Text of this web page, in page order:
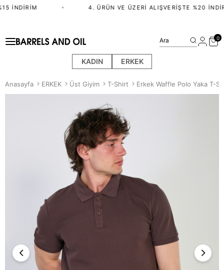
İNDIRIM 4. ÜRÜN VE ÜZERI ALIŞVERIŞTE %20
KADIN ERKEK
Ara 0
Anasayfa ERKEK Üst Giyim T-Shirt Erkek Waffle Polo Yaka T-